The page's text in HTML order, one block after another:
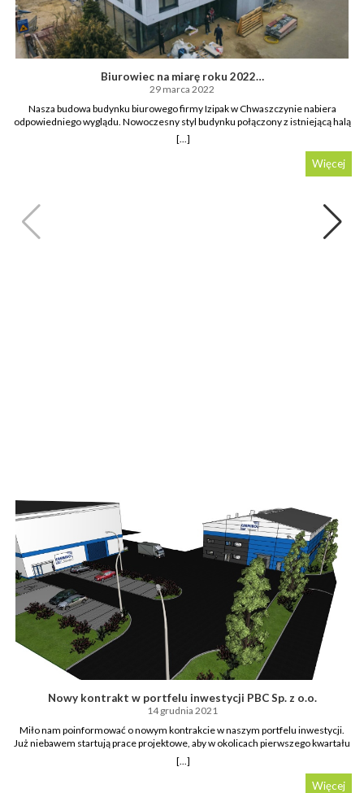
Biurowiec na miarę roku 2022…
29 marca 2022
Nasza budowa budynku biurowego firmy Izipak w Chwaszczynie nabiera
odpowiedniego wyglądu. Nowoczesny styl budynku połączony z istniejącą halą
daje perfekcyjny efekt. Jak wam się podoba?
#pbc#pbcbudownictwo#pbcsteel#budowa#izipak#chwaszczyno#biuro#biurow
[...]
Więcej
Nowy kontrakt w portfelu inwestycji PBC Sp. z o.o.
14 grudnia 2021
Miło nam poinformować o nowym kontrakcie w naszym portfelu inwestycji.
Już niebawem startują prace projektowe, aby w okolicach pierwszego kwartału
2022 wbić przysłowiową łopatę na placu budowy.
[...]
Więcej